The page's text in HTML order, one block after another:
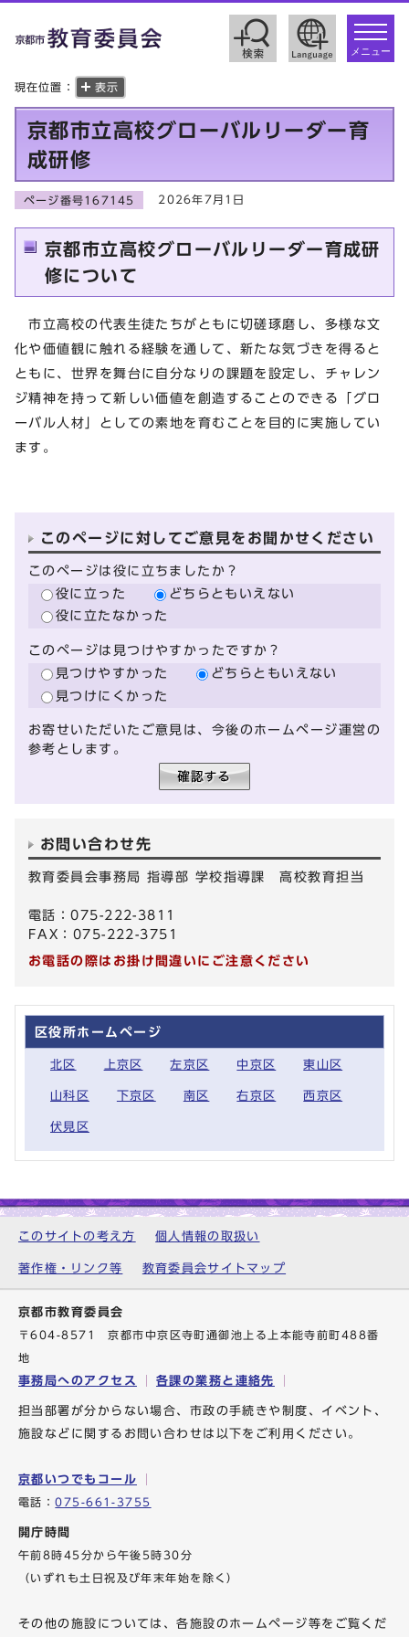
toggle
メニュー
現在位置： 表示
京都市立高校グローバルリーダー育
成研修
ページ番号167145 2026年7月1日
京都市立高校グローバルリーダー育成研
修について
市立高校の代表生徒たちがともに切磋琢磨し、多様な文
化や価値観に触れる経験を通して、新たな気づきを得ると
ともに、世界を舞台に自分なりの課題を設定し、チャレン
ジ精神を持って新しい価値を創造することのできる「グロ
ーバル人材」としての素地を育むことを目的に実施してい
ます。
このページに対してご意見をお聞かせください
このページは役に立ちましたか？
役に立った
どちらともいえない
役に立たなかった
このページは見つけやすかったですか？
見つけやすかった
どちらともいえない
見つけにくかった
お寄せいただいたご意見は、今後のホームページ運営の
参考とします。
お問い合わせ先
教育委員会事務局 指導部 学校指導課 高校教育担当
電話：075-222-3811
FAX：075-222-3751
お電話の際はお掛け間違いにご注意ください
区役所ホームページ
北区 上京区 左京区 中京区 東山区
山科区 下京区 南区 右京区 西京区
伏見区
このサイトの考え方 個人情報の取扱い
著作権・リンク等 教育委員会サイトマップ
京都市教育委員会
〒604-8571 京都市中京区寺町通御池上る上本能寺前町488番
地
事務局へのアクセス 各課の業務と連絡先
担当部署が分からない場合、市政の手続きや制度、イベント、
施設などに関するお問い合わせは以下をご利用ください。
京都いつでもコール
電話：075-661-3755
開庁時間
午前8時45分から午後5時30分
（いずれも土日祝及び年末年始を除く）
その他の施設については、各施設のホームページ等をご覧くだ